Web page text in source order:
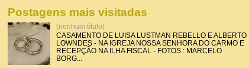
Postagens mais visitadas
(nenhum título)
CASAMENTO DE LUISA LUSTMAN REBELLO E ALBERTO
LOWNDES - NA IGREJA NOSSA SENHORA DO CARMO E
RECEPÇÃO NA ILHA FISCAL - FOTOS : MARCELO
BORG...